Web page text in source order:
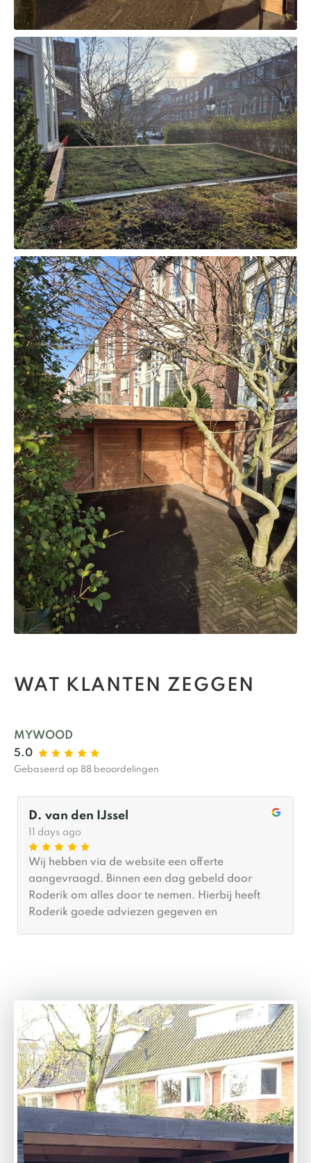
WAT KLANTEN ZEGGEN
MYWOOD
5.0
Gebaseerd op 88 beoordelingen
D. van den IJssel
11 days ago
Wij hebben via de website een offerte
aangevraagd. Binnen een dag gebeld door
Roderik om alles door te nemen. Hierbij heeft
Roderik goede adviezen gegeven en